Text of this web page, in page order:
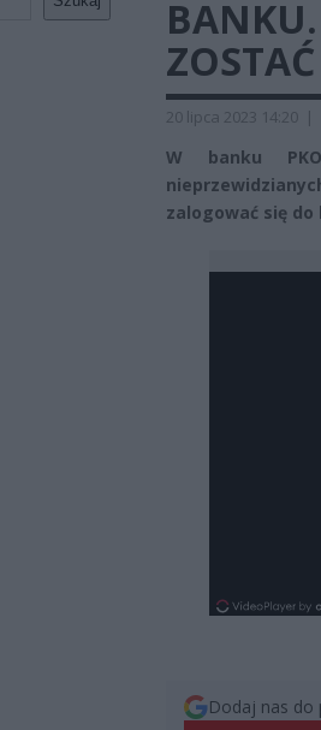
20 lipca 2023 14:20 |
W banku
zalogować się
Dodaj nas do